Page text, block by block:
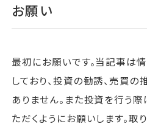
お願い
最初にお願いです。当記事は
しており、投資の勧誘、売買
ありません。また投資を行う
ただくようにお願いします。